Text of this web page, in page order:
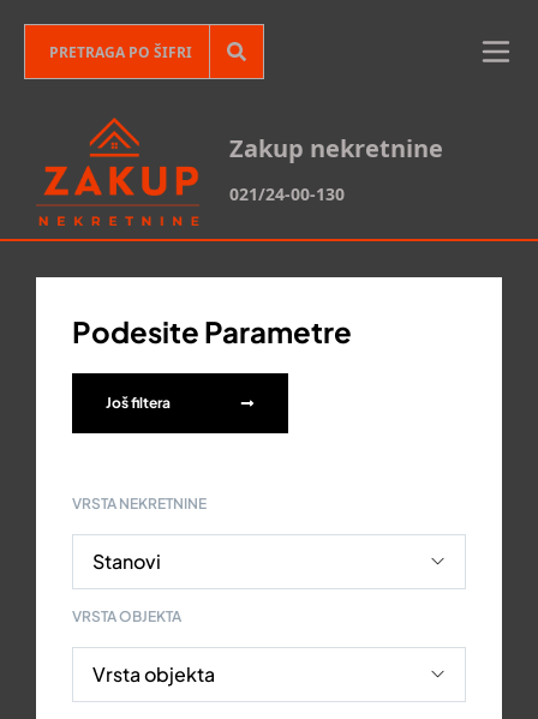
Zakup nekretnine
021/24-00-130
Podesite Parametre
Još filtera
VRSTA NEKRETNINE
VRSTA OBJEKTA